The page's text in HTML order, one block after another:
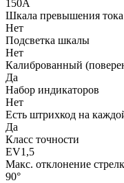
150А
Шкала превышения тока
Нет
Подсветка шкалы
Нет
Калиброванный
Да
Набор индикаторов
Нет
Есть штрихкод на
Да
Класс точности
EV1,5
Макс. отклонение
90°